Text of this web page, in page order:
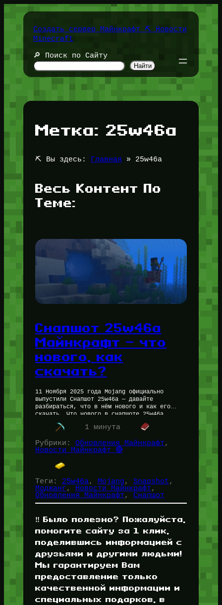
содержимомуСоздать сервер Майнкрафт ⛏️ Новости
Minecraft
🔎 Поиск по Сайту
Найти
Метка: 25w46a
⛏️ Вы здесь: Главная » 25w46a
Весь Контент По
Теме:
Снапшот 25w46a
Майнкрафт — что
нового, как
скачать?
11 Ноября 2025 года Mojang официально
выпустили Снапшот 25w46a — давайте
разбираться, что в нём нового и как его
скачать. Что нового в снапшоте 25w46a
Minecraft — список изменений В…
1 минута
Рубрики: Обновления Майнкрафт
Новости Майнкрафт 🔴
Теги: 25w46a, Mojang, Snapshot
Моджанг, Новости Майнкрафт
Обновления Майнкрафт, Снапшот
‼️ Было полезно? Пожалуйста,
помогите сайту за 1 клик,
поделившись информацией с
друзьями и другими людьми!
Мы гарантируем Вам
предоставление только
качественной информации и
специальных подарков, в